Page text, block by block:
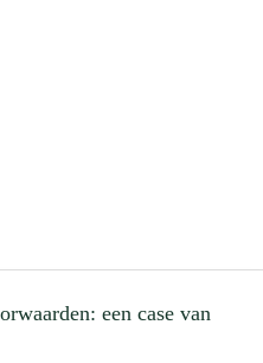
een case van